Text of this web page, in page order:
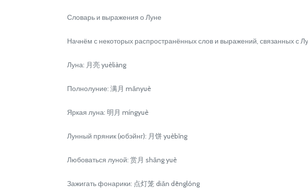
Словарь и выражения о Луне
Начнём с некоторых распространённых слов и выражений, связанных с
Луна: 月亮 yuèliàng
Полнолуние: 满月 mǎnyuè
Яркая луна: 明月 míngyuè
Лунный пряник (юбэйнг): 月饼 yuèbǐng
Любоваться луной: 赏月 shǎng yuè
Зажигать фонарики: 点灯笼 diǎn dēnglóng